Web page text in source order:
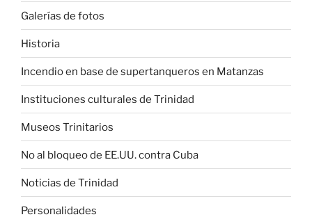
Galerías de fotos
Historia
Incendio en base de supertanqueros en Matanzas
Instituciones culturales de Trinidad
Museos Trinitarios
No al bloqueo de EE.UU. contra Cuba
Noticias de Trinidad
Personalidades